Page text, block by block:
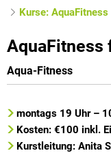
Kurse: AquaFitness
Kurse:
AquaFitness
AquaFitness
Aqua-Fitness
montags 19 Uhr –
Kosten: €100 inkl.
Kurstleitung: Anita